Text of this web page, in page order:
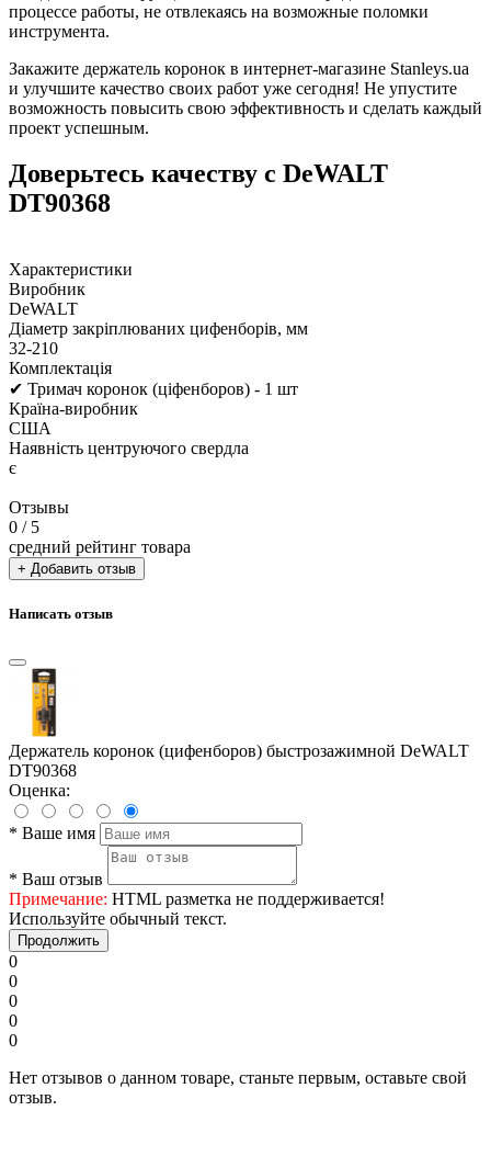
процессе работы, не отвлекаясь на возможные поломки
инструмента.
Закажите держатель коронок в интернет-магазине Stanleys.ua
и улучшите качество своих работ уже сегодня! Не упустите
возможность повысить свою эффективность и сделать каждый
проект успешным.
Доверьтесь качеству с DeWALT
DT90368
Характеристики
Виробник
DeWALT
Діаметр закріплюваних цифенборів, мм
32-210
Комплектація
✔ Тримач коронок (ціфенборов) - 1 шт
Країна-виробник
США
Наявність центруючого свердла
є
Отзывы
0 / 5
средний рейтинг товара
+ Добавить отзыв
Написать отзыв
Держатель коронок (цифенборов) быстрозажимной DeWALT
DT90368
Оценка:
* Ваше имя
* Ваш отзыв
Примечание: HTML разметка не поддерживается!
Используйте обычный текст.
Продолжить
0
0
0
0
0
Нет отзывов о данном товаре, станьте первым, оставьте свой
отзыв.